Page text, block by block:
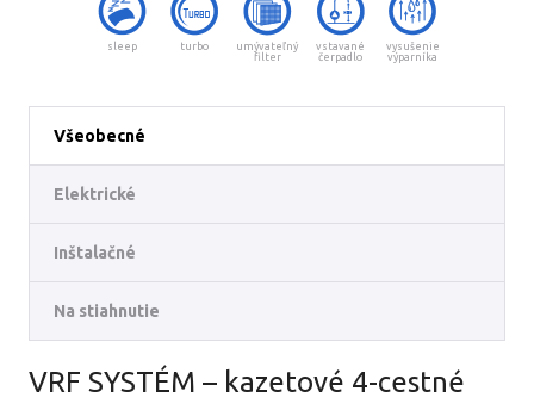
sleep turbo
umývateľný
filter
vstavané
čerpadlo
vysušenie
výparníka
Všeobecné
Elektrické
Inštalačné
Na stiahnutie
VRF SYSTÉM – kazetové 4-cestné